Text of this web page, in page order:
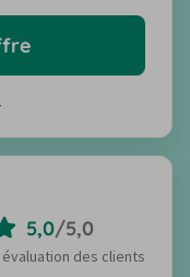
5,0/5,0
évaluation des clients